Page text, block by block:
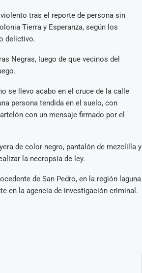
tras el reporte de persona sin
Tierra y Esperanza, según los
delictivo.
Negras, luego de que vecinos del
se llevo acabo en el cruce de la calle
persona tendida en el suelo, con
con un mensaje firmado por el
de color negro, pantalón de mezclilla y
la necropsia de ley.
de San Pedro, en la región laguna
en la agencia de investigación criminal.